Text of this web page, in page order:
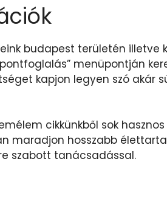
budapest területén illetve
menüpontján
kapjon legyen szó akár
cikkünkből sok
maradjon hosszabb
szabott tanácsadással.